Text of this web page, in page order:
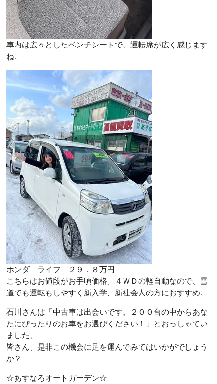
車内は広々としたベンチシートで、運転席が広く感じます
ね。
ホンダ ライフ ２９．８万円
こちらはお値段がお手頃価格。４ＷＤの軽自動なので、雪
道でも運転もしやすく新入学、新社会人の方におすすめ。
石川さんは「中古車は出会いです。２００台の中からあな
たにぴったりのお車をお選びください！」とおっしゃてい
ました。
皆さん、是非この機会に足を運んでみてはいかがでしょう
か？
☆あすなろオートガーデン☆